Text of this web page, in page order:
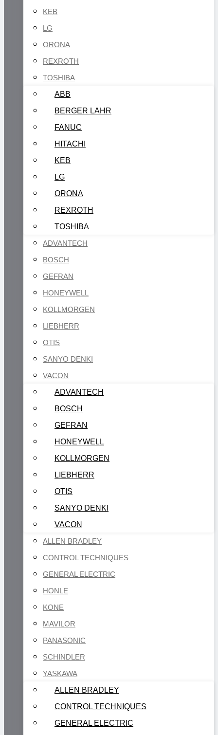
KEB
LG
ORONA
REXROTH
TOSHIBA
ABB
BERGER LAHR
FANUC
HITACHI
KEB
LG
ORONA
REXROTH
TOSHIBA
ADVANTECH
BOSCH
GEFRAN
HONEYWELL
KOLLMORGEN
LIEBHERR
OTIS
SANYO DENKI
VACON
ADVANTECH
BOSCH
GEFRAN
HONEYWELL
KOLLMORGEN
LIEBHERR
OTIS
SANYO DENKI
VACON
ALLEN BRADLEY
CONTROL TECHNIQUES
GENERAL ELECTRIC
HONLE
KONE
MAVILOR
PANASONIC
SCHINDLER
YASKAWA
ALLEN BRADLEY
CONTROL TECHNIQUES
GENERAL ELECTRIC